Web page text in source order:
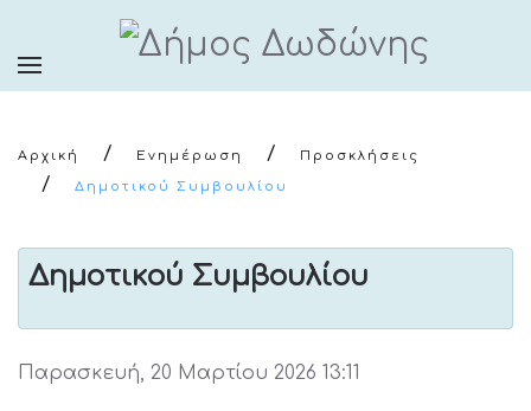
Αρχική Ενημέρωση
Προσκλήσεις
Δημοτικού Συμβουλίου
Δημοτικού Συμβουλίου
Παρασκευή, 20 Μαρτίου 2026 13:11